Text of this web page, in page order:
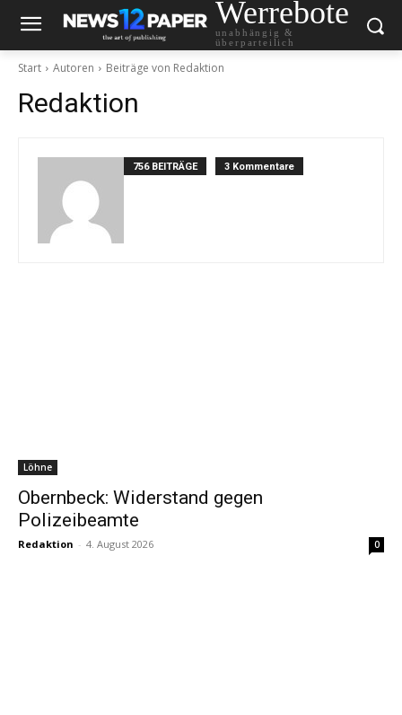
Werrebote
unabhängig &
überparteilich
Start Autoren Beiträge von Redaktion
Redaktion
756 BEITRÄGE 3 Kommentare
Löhne
Obernbeck: Widerstand gegen
Polizeibeamte
Redaktion - 4. August 2026 0